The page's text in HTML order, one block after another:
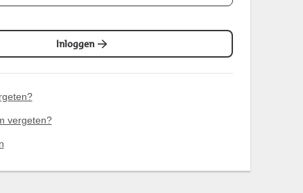
Inloggen
vergeten?